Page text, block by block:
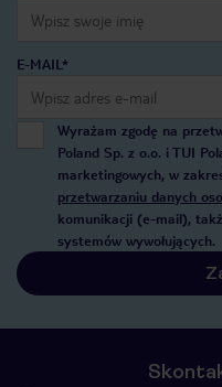
E-MAIL*
Wyrażam zgodę na
Poland Sp. z o.o. i TUI
marketingowych, w
przetwarzaniu danych
komunikacji (e-mail),
systemów wywołujących.